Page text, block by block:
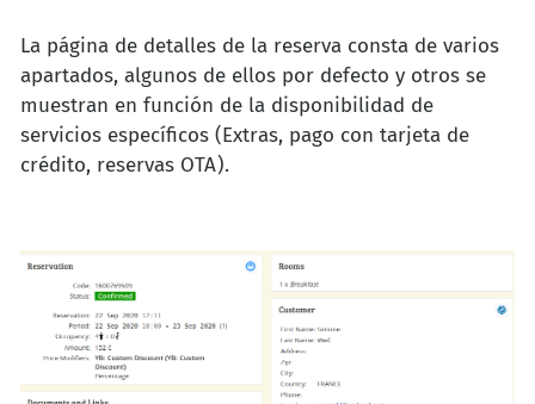
La página de detalles de la reserva consta de varios
apartados, algunos de ellos por defecto y otros se
muestran en función de la disponibilidad de
servicios específicos (Extras, pago con tarjeta de
crédito, reservas OTA).